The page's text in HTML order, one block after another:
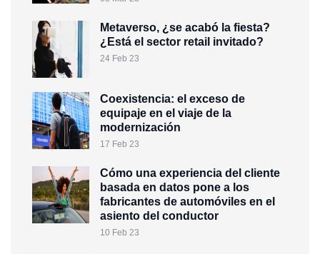
Metaverso, ¿se acabó la fiesta?
¿Está el sector retail invitado?
24 Feb 23
Coexistencia: el exceso de
equipaje en el viaje de la
modernización
17 Feb 23
Cómo una experiencia del cliente
basada en datos pone a los
fabricantes de automóviles en el
asiento del conductor
10 Feb 23